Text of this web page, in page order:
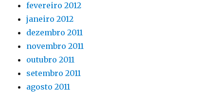
fevereiro 2012
janeiro 2012
dezembro 2011
novembro 2011
outubro 2011
setembro 2011
agosto 2011